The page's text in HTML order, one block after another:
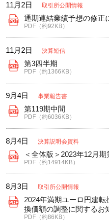
11月2日 取引所公開情報
通期連結業績予想の修正
PDF（約92KB）
11月2日 決算短信
第3四半期
PDF（約1366KB）
9月4日 事業報告書
第119期中間
PDF（約6036KB）
8月4日 決算説明会資料
＜全体版＞2023年12月
PDF（約14914KB）
8月3日 取引所公開情報
2024年満期ユーロ円建
換価額の調整に関するお
PDF（約86KB）